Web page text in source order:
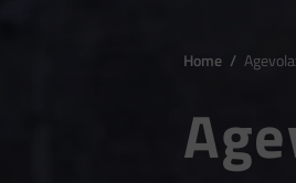
Home /